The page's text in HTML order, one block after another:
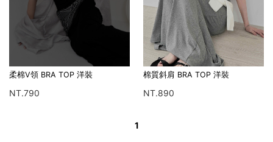
柔棉V領 BRA TOP 洋裝
NT.790
棉質斜肩 BRA TOP 洋裝
NT.890
1